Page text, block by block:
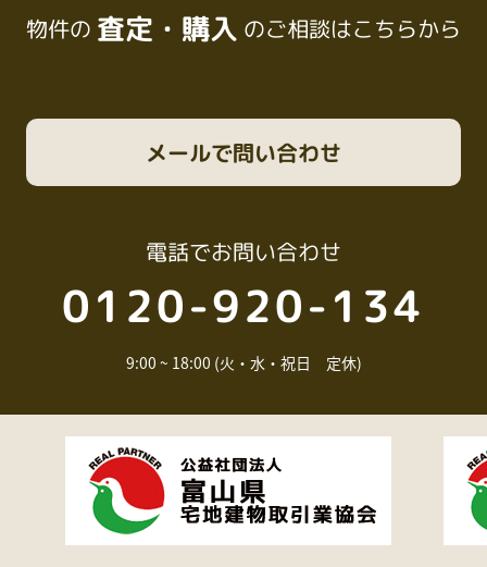
物件の 査定・購入 のご相談はこちらから
電話でお問い合わせ
0120-920-134
9:00 ~ 18:00 (火・水・祝日 定休)
メールで問い合わせ